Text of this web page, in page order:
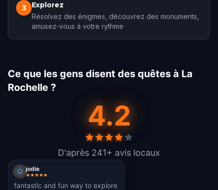
3 Explorez
Résolvez des énigmes, découvrez des monuments,
amusez-vous à votre rythme
Ce que les gens disent des quêtes à La
Rochelle ?
4.2
D'après 241+ avis locaux
jodie
fantastic and fun way to explore